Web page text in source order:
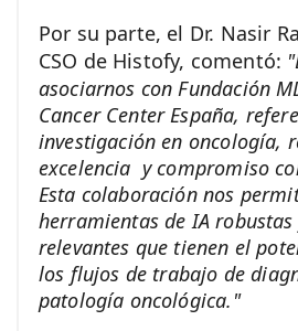
Por su parte, el Dr. Nasir
CSO de Histofy, comentó:
asociarnos con Fundación
Cancer Center España,
investigación en oncología,
excelencia y compromiso
Esta colaboración nos
herramientas de IA
relevantes que tienen el
los flujos de trabajo de
patología oncológica."